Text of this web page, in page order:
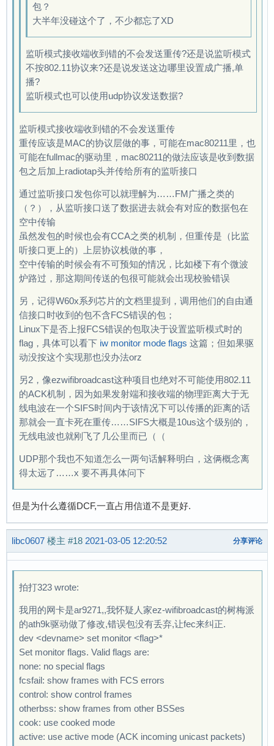
13696 data packets sent (interface rate:
13824 data packets sent (interface rate:
13952 data packets sent (interface rate:
14080 data packets sent (interface rate:
14208 data packets sent (interface rate:
14336 data packets sent (interface rate:
14464 data packets sent (interface rate:
14848 data packets sent (interface rate:
14976 data packets sent (interface rate:
15104 data packets sent (interface rate:
15232 data packets sent (interface rate:
15360 data packets sent (interface rate:
15488 data packets sent (interface rate:
15616 data packets sent (interface rate:
15744 data packets sent (interface rate:
15872 data packets sent (interface rate:
16000 data packets sent (interface rate:
16128 data packets sent (interface rate:
16384 data packets sent (interface rate:
16512 data packets sent (interface rate:
16640 data packets sent (interface rate:
16768 data packets sent (interface rate:
16896 data packets sent (interface rate:
17152 data packets sent (interface rate:
17280 data packets sent (interface rate:
17408 data packets sent (interface rate:
17536 data packets sent (interface rate:
17664 data packets sent (interface rate:
17792 data packets sent (interface rate:
17920 data packets sent (interface rate:
18176 data packets sent (interface rate:
18304 data packets sent (interface rate:
18432 data packets sent (interface rate:
18560 data packets sent (interface rate:
18688 data packets sent (interface rate:
18816 data packets sent (interface rate:
18944 data packets sent (interface rate:
19200 data packets sent (interface rate:
包？
大半年没碰这个了，不少都忘了XD
监听模式接收端收到错的不会发送重传?还是说监听模式
不按802.11协议来?还是说发送这边哪里设置成广播,单
播?
监听模式也可以使用udp协议发送数据?
监听模式接收端收到错的不会发送重传
重传应该是MAC的协议层做的事，可能在mac80211里，也
可能在fullmac的驱动里，mac80211的做法应该是收到数据
包之后加上radiotap头并传给所有的监听接口
通过监听接口发包你可以就理解为……FM广播之类的
（？），从监听接口送了数据进去就会有对应的数据包在
空中传输
虽然发包的时候也会有CCA之类的机制，但重传是（比监
听接口更上的）上层协议栈做的事，
空中传输的时候会有不可预知的情况，比如楼下有个微波
炉路过，那这期间传送的包很可能就会出现校验错误
另，记得W60x系列芯片的文档里提到，调用他们的自由通
信接口时收到的包不含FCS错误的包；
Linux下是否上报FCS错误的包取决于设置监听模式时的
flag，具体可以看下 iw monitor mode flags 这篇；但如果驱
动没按这个实现那也没办法orz
另2，像ezwifibroadcast这种项目也绝对不可能使用802.11
的ACK机制，因为如果发射端和接收端的物理距离大于无
线电波在一个SIFS时间内于该情况下可以传播的距离的话
那就会一直卡死在重传……SIFS大概是10us这个级别的，
无线电波也就刚飞了几公里而已（（
UDP那个我也不知道怎么一两句话解释明白，这俩概念离
得太远了……x 要不再具体问下
但是为什么遵循DCF,一直占用信道不是更好.
libc0607 楼主 #18 2021-03-05 12:20:52 分享评论
拍打323 wrote:
我用的网卡是ar9271,,我怀疑人家ez-wifibroadcast的树梅派
的ath9k驱动做了修改,错误包没有丢弃,让fec来纠正.
dev <devname> set monitor <flag>*
Set monitor flags. Valid flags are:
none: no special flags
fcsfail: show frames with FCS errors
control: show control frames
otherbss: show frames from other BSSes
cook: use cooked mode
active: use active mode (ACK incoming unicast packets)